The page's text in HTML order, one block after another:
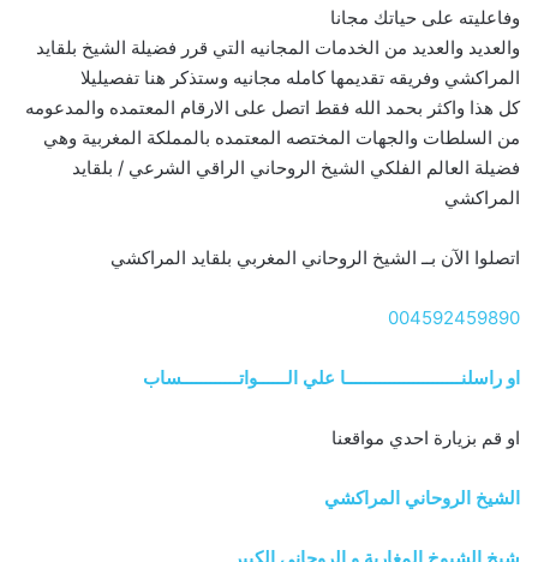
وفاعليته على حياتك مجانا
والعديد والعديد من الخدمات المجانيه التي قرر فضيلة الشيخ بلقايد
المراكشي وفريقه تقديمها كامله مجانيه وستذكر هنا تفصيليلا
كل هذا واكثر بحمد الله فقط اتصل على الارقام المعتمده والمدعومه
من السلطات والجهات المختصه المعتمده بالمملكة المغربية وهي
فضيلة العالم الفلكي الشيخ الروحاني الراقي الشرعي / بلقايد
المراكشي
اتصلوا الآن بــ الشيخ الروحاني المغربي بلقايد المراكشي
004592459890
او راسلنــــــــــــــــــــــــا علي الــــــواتــــــــــــساب
او قم بزيارة احدي مواقعنا
الشيخ الروحاني المراكشي